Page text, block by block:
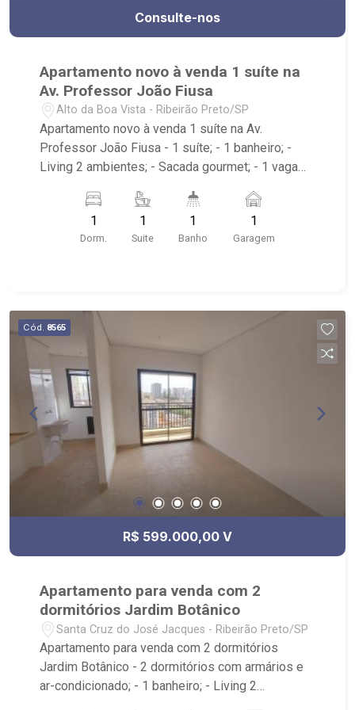
Consulte-nos
Apartamento novo à venda 1 suíte na
Av. Professor João Fiusa
Alto da Boa Vista - Ribeirão Preto/SP
Apartamento novo à venda 1 suíte na Av.
Professor João Fiusa - 1 suíte; - 1 banheiro; -
Living 2 ambientes; - Sacada gourmet; - 1 vaga
raia de 25m, deck molhado, espaço fitness, salão
de festa, espaço gourmet, churrasqueira, Pub
com cervejeira e jogos; - Localizado nas
1
Dorm.
1
Suite
1
Banho
1
Garagem
Cód. 8565
R$ 599.000,00 V
Apartamento para venda com 2
dormitórios Jardim Botânico
Santa Cruz do José Jacques - Ribeirão Preto/SP
Apartamento para venda com 2 dormitórios
Jardim Botânico - 2 dormitórios com armários e
ar-condicionado; - 1 banheiro; - Living 2